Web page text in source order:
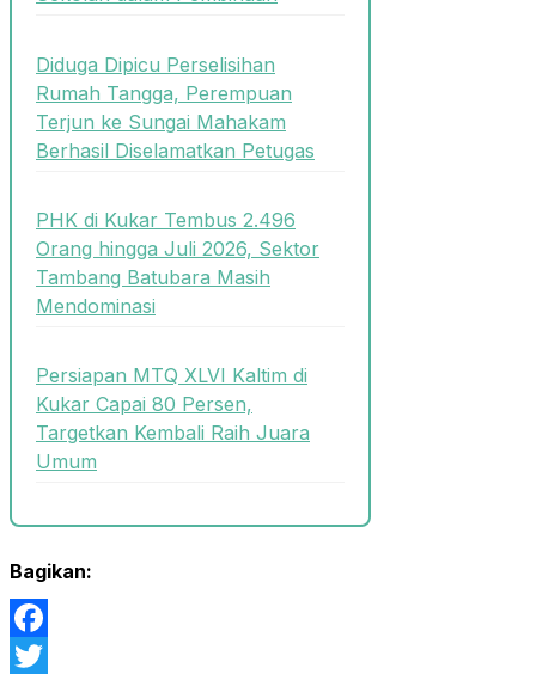
Diduga Dipicu Perselisihan
Rumah Tangga, Perempuan
Terjun ke Sungai Mahakam
Berhasil Diselamatkan Petugas
PHK di Kukar Tembus 2.496
Orang hingga Juli 2026, Sektor
Tambang Batubara Masih
Mendominasi
Persiapan MTQ XLVI Kaltim di
Kukar Capai 80 Persen,
Targetkan Kembali Raih Juara
Umum
Bagikan:
Facebook